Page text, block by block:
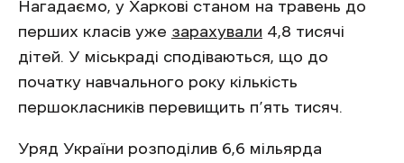
Нагадаємо, у Харкові станом на травень до
перших класів уже зарахували 4,8 тисячі
дітей. У міськраді сподіваються, що до
початку навчального року кількість
першокласників перевищить п’ять тисяч.
Уряд України розподілив 6,6 мільярда